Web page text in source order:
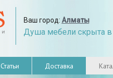
Ваш город: Алматы
Душа мебели скрыта в
Статьи Доставка